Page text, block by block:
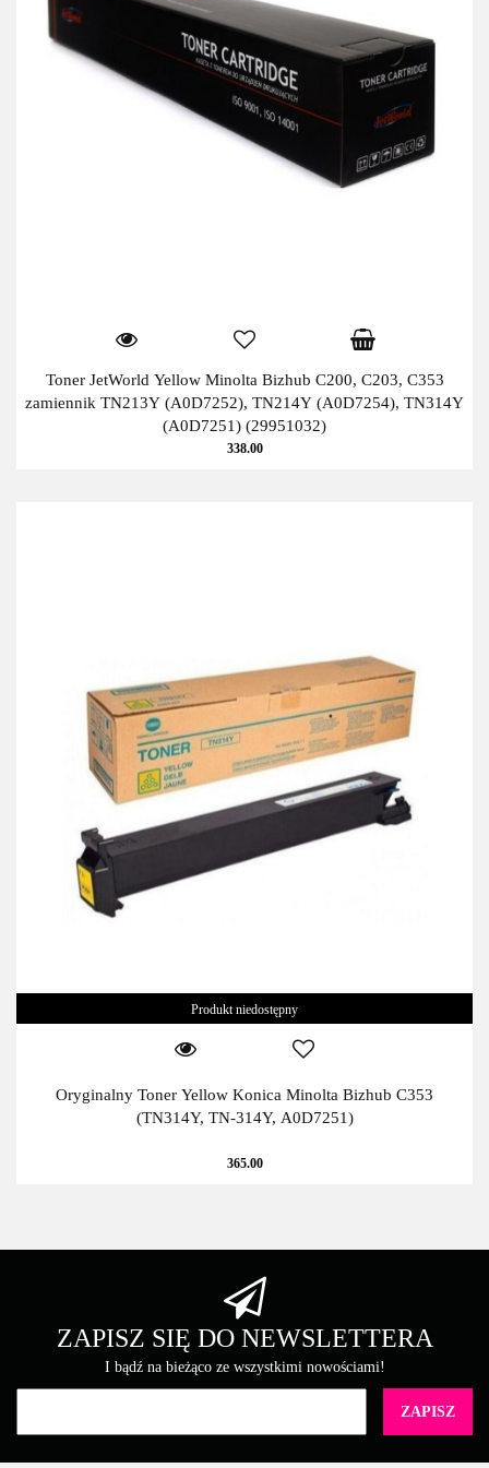
Toner JetWorld Yellow Minolta Bizhub C200, C203, C353
zamiennik TN213Y (A0D7252), TN214Y (A0D7254), TN314Y
(A0D7251) (29951032)
338.00
Produkt niedostępny
Oryginalny Toner Yellow Konica Minolta Bizhub C353
(TN314Y, TN-314Y, A0D7251)
365.00
ZAPISZ SIĘ DO NEWSLETTERA
I bądź na bieżąco ze wszystkimi nowościami!